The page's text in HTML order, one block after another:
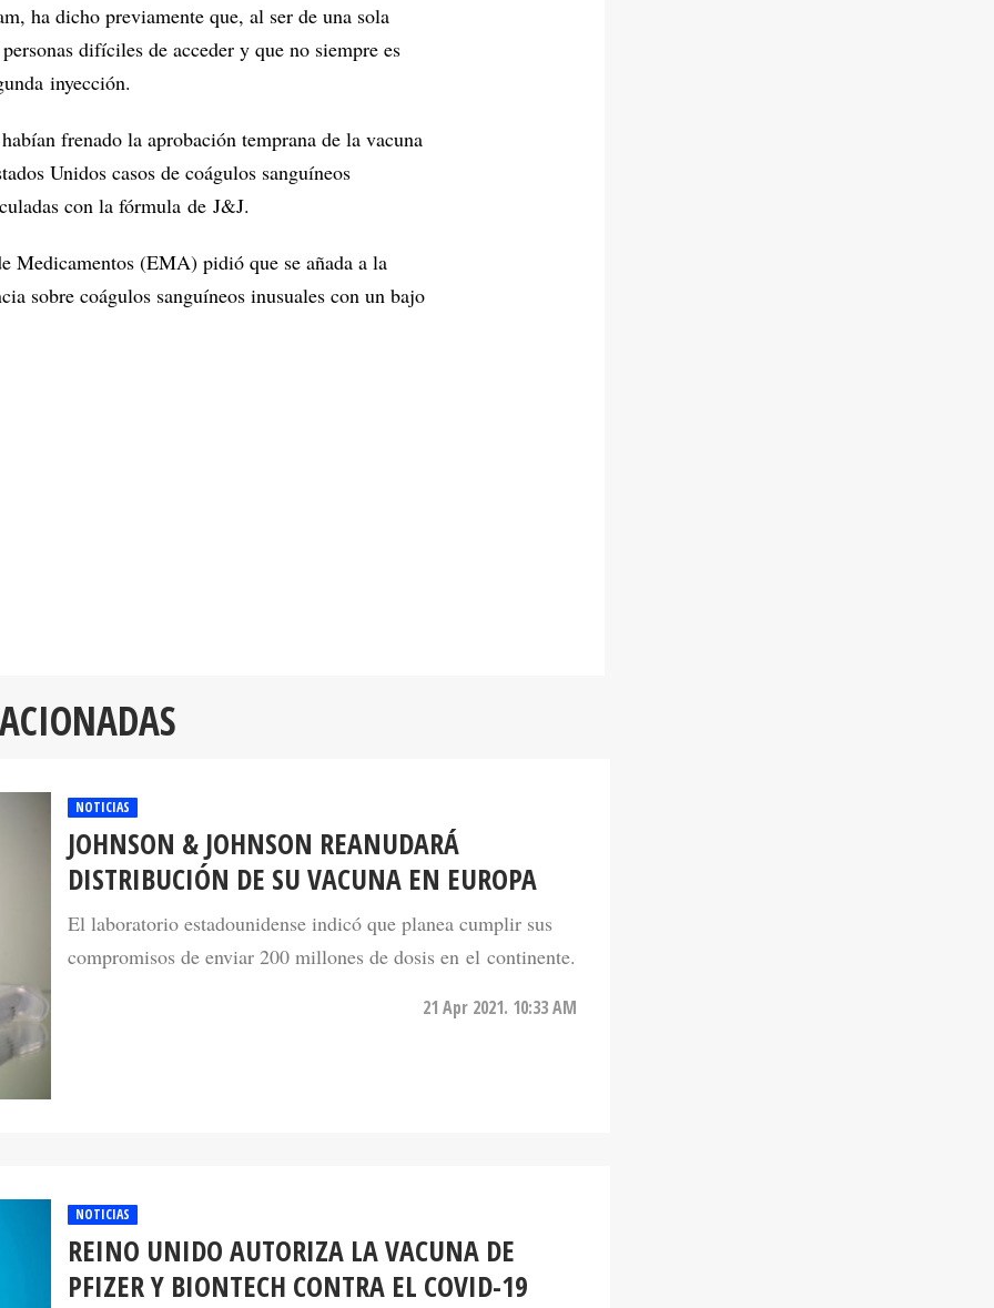
ha dicho previamente que, al ser de una sola
difíciles de acceder y que no siempre es
inyección.
frenado la aprobación temprana de la vacuna
Unidos casos de coágulos sanguíneos
con la fórmula de J&J.
Medicamentos (EMA) pidió que se añada a la
sobre coágulos sanguíneos inusuales con un bajo
NOTICIAS
JOHNSON & JOHNSON REANUDARÁ
DISTRIBUCIÓN DE SU VACUNA EN EUROPA
El laboratorio estadounidense indicó que planea cumplir sus
compromisos de enviar 200 millones de dosis en el continente.
21 Apr 2021. 10:33 AM
NOTICIAS
REINO UNIDO AUTORIZA LA VACUNA DE
PFIZER Y BIONTECH CONTRA EL COVID-19